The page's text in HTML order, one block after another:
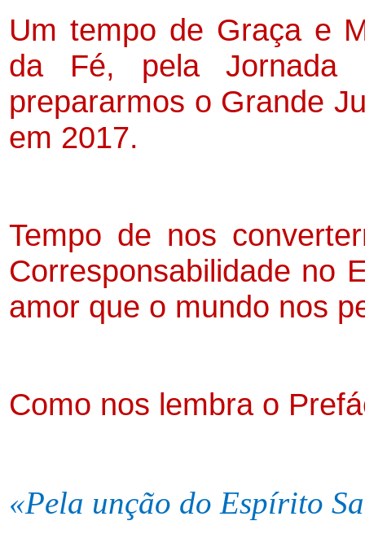
Um tempo de Graça e
da Fé, pela Jornada
prepararmos o Grande
em 2017.
Tempo de nos
Corresponsabilidade no
amor que o mundo nos
Como nos lembra o
«Pela unção do Espírito